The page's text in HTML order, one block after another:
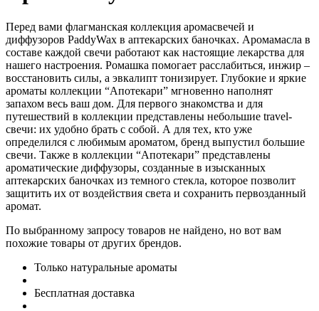
Перед вами флагманская коллекция аромасвечей и
диффузоров PaddyWax в аптекарских баночках. Аромамасла в
составе каждой свечи работают как настоящие лекарства для
нашего настроения. Ромашка помогает расслабиться, инжир –
восстановить силы, а эвкалипт тонизирует. Глубокие и яркие
ароматы коллекции “Апотекари” мгновенно наполнят
запахом весь ваш дом. Для первого знакомства и для
путешествий в коллекции представлены небольшие travel-
свечи: их удобно брать с собой. А для тех, кто уже
определился с любимым ароматом, бренд выпустил большие
свечи. Также в коллекции “Апотекари” представлены
ароматические диффузоры, созданные в изысканных
аптекарских баночках из темного стекла, которое позволит
защитить их от воздействия света и сохранить первозданный
аромат.
По выбранному запросу товаров не найдено, но вот вам
похожие товары от других брендов.
Только натуральные ароматы
Бесплатная доставка